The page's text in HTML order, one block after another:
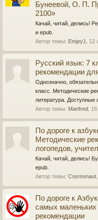
Бунеевой, О. П.
2100»
Качай, читай, делись!
и epub.
Автор темы: Emjey1 12
Русский язык: 7
рекомендации
Однозначно,
класс. Методические
литература.
Автор темы: Manfred
По дороге к
Методические
логопедов,
Качай, читай, делись!
epub.
Автор темы: Cosmonaut
По дороге к
самых маленьких
рекомендации